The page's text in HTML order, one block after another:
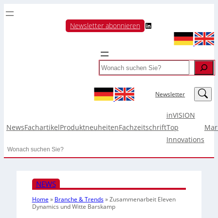
Newsletter abonnieren LinkedIn
Search
Newsletter LinkedIn
NewsFachartikelProduktneuheitenFachzeitschrift
inVISION
Top
Innovations
Search
NEWS
Home » Branche & Trends»Zusammenarbeit Eleven
Dynamics und Witte Barskamp